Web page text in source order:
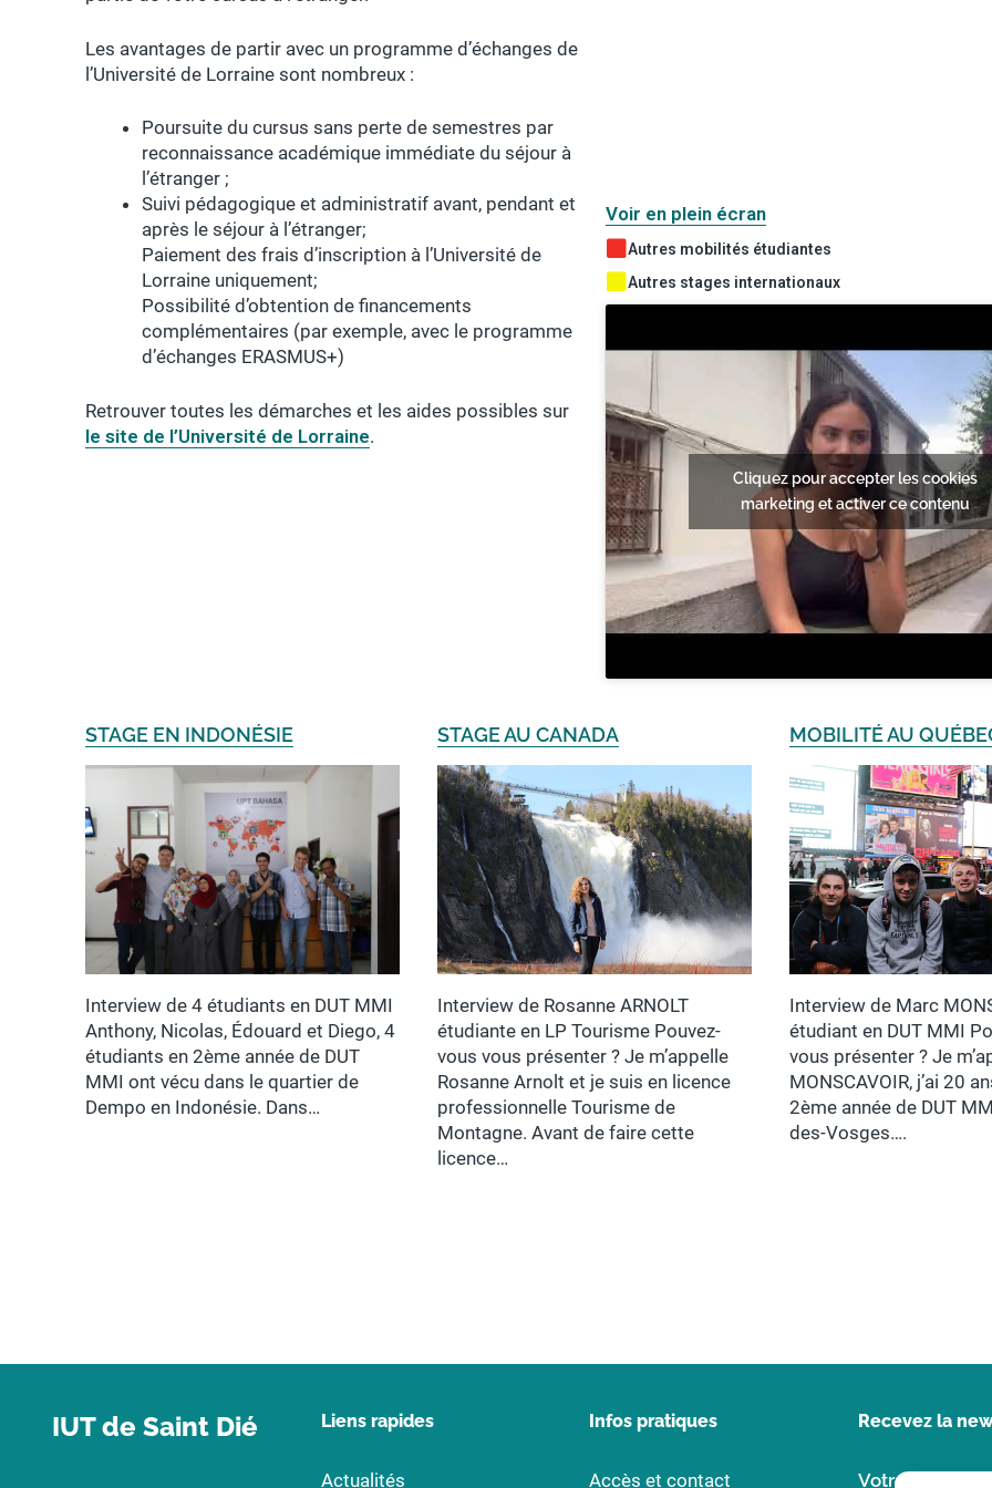
Les avantages de partir avec un programme d’échanges de
l’Université de Lorraine sont nombreux :
Poursuite du cursus sans perte de semestres par
reconnaissance académique immédiate du séjour à
l’étranger ;
Suivi pédagogique et administratif avant, pendant et
après le séjour à l’étranger;
Paiement des frais d’inscription à l’Université de
Lorraine uniquement;
Possibilité d’obtention de financements
complémentaires (par exemple, avec le programme
d’échanges ERASMUS+)
Retrouver toutes les démarches et les aides possibles sur
le site de l’Université de Lorraine.
Voir en plein écran
Autres mobilités étudiantes
Autres stages internationaux
Cliquez pour accepter les cookies
marketing et activer ce contenu
STAGE EN INDONÉSIE
Interview de 4 étudiants en DUT MMI
Anthony, Nicolas, Édouard et Diego, 4
étudiants en 2ème année de DUT
MMI ont vécu dans le quartier de
Dempo en Indonésie. Dans…
STAGE AU CANADA
Interview de Rosanne ARNOLT
étudiante en LP Tourisme Pouvez-
vous vous présenter ? Je m’appelle
Rosanne Arnolt et je suis en licence
professionnelle Tourisme de
Montagne. Avant de faire cette
licence…
MOBILITÉ AU
Interview de Marc
étudiant en DUT MMI
vous présenter ? Je
MONSCAVOIR, j’ai 20
2ème année de DUT
des-Vosges….
IUT de Saint Dié Liens rapides
Actualités
Infos pratiques
Accès et contact
Recevez la
Votre adresse